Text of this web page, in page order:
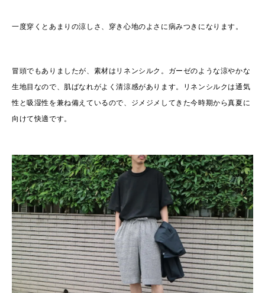
一度穿くとあまりの涼しさ、穿き心地のよさに病みつきになります。
冒頭でもありましたが、素材はリネンシルク。ガーゼのような涼やかな
生地目なので、肌ばなれがよく清涼感があります。リネンシルクは通気
性と吸湿性を兼ね備えているので、ジメジメしてきた今時期から真夏に
向けて快適です。